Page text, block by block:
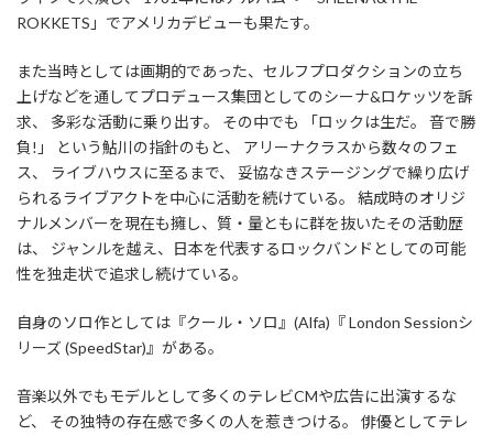
ROKKETS」でアメリカデビューも果たす。
また当時としては画期的であった、セルフプロダクションの立ち
上げなどを通してプロデュース集団としてのシーナ&ロケッツを訴
求、 多彩な活動に乗り出す。 その中でも 「ロックは生だ。 音で勝
負!」 という鮎川の指針のもと、 アリーナクラスから数々のフェ
ス、 ライブハウスに至るまで、 妥協なきステージングで繰り広げ
られるライブアクトを中心に活動を続けている。 結成時のオリジ
ナルメンバーを現在も擁し、質・量ともに群を抜いたその活動歴
は、 ジャンルを越え、日本を代表するロックバンドとしての可能
性を独走状で追求し続けている。
自身のソロ作としては『クール・ソロ』(Alfa)『 London Sessionシ
リーズ (SpeedStar)』がある。
音楽以外でもモデルとして多くのテレビCMや広告に出演するな
ど、 その独特の存在感で多くの人を惹きつける。 俳優としてテレ